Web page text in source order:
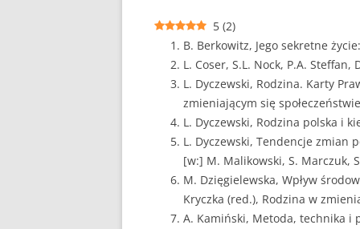
5 (2)
B. Berkowitz, Jego sekretne
L. Coser, S.L. Nock, P.A.
L. Dyczewski, Rodzina. Karty
zmieniającym się
L. Dyczewski, Rodzina polska i
L. Dyczewski, Tendencje zmian
[w:] M. Malikowski, S. Marczuk,
M. Dzięgielewska, Wpływ
Kryczka (red.), Rodzina w
A. Kamiński, Metoda, technika i